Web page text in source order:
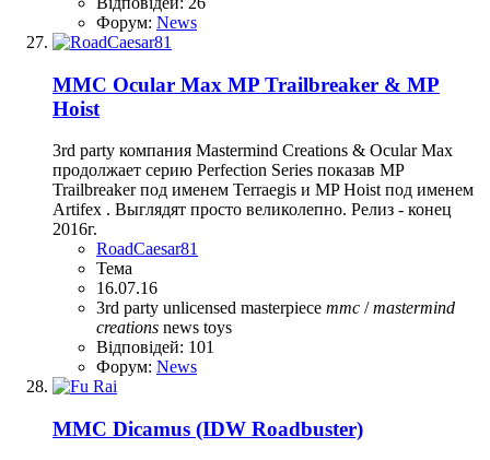
Форум: News
MMC Ocular Max MP Trailbreaker & MP
Hoist
3rd party компания Mastermind Creations & Ocular Max
продолжает серию Perfection Series показав MP
Trailbreaker под именем Terraegis и MP Hoist под именем
Artifex . Выглядят просто великолепно. Релиз - конец
2016г.
RoadCaesar81
Тема
16.07.16
3rd party unlicensed masterpiece mmc /mastermind
creations news toys
Відповідей: 101
Форум: News
MMC Dicamus (IDW Roadbuster)